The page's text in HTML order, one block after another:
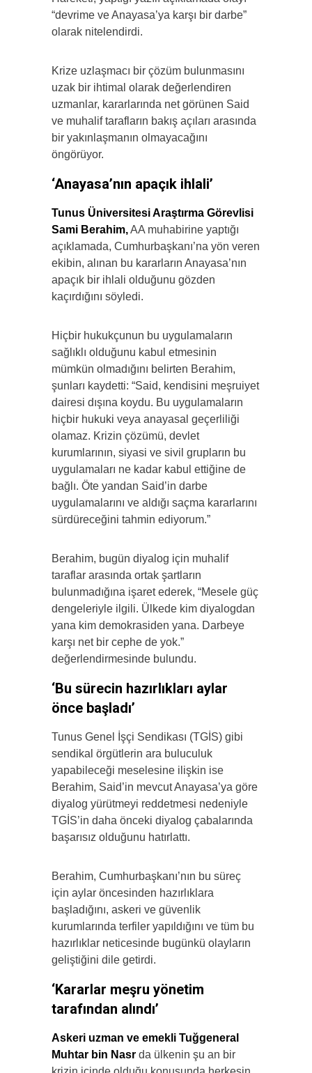
“devrime ve Anayasa’ya karşı bir darbe”
olarak nitelendirdi.
Krize uzlaşmacı bir çözüm bulunmasını
uzak bir ihtimal olarak değerlendiren
uzmanlar, kararlarında net görünen Said
ve muhalif tarafların bakış açıları arasında
bir yakınlaşmanın olmayacağını
öngörüyor.
‘Anayasa’nın apaçık ihlali’
Tunus Üniversitesi Araştırma Görevlisi
Sami Berahim,AA muhabirine yaptığı
açıklamada, Cumhurbaşkanı’na yön veren
ekibin, alınan bu kararların Anayasa’nın
apaçık bir ihlali olduğunu gözden
kaçırdığını söyledi.
Hiçbir hukukçunun bu uygulamaların
sağlıklı olduğunu kabul etmesinin
mümkün olmadığını belirten Berahim,
şunları kaydetti: “Said, kendisini meşruiyet
dairesi dışına koydu. Bu uygulamaların
hiçbir hukuki veya anayasal geçerliliği
olamaz. Krizin çözümü, devlet
kurumlarının, siyasi ve sivil grupların bu
uygulamaları ne kadar kabul ettiğine de
bağlı. Öte yandan Said’in darbe
uygulamalarını ve aldığı saçma kararlarını
sürdüreceğini tahmin ediyorum.”
Berahim, bugün diyalog için muhalif
taraflar arasında ortak şartların
bulunmadığına işaret ederek, “Mesele güç
dengeleriyle ilgili. Ülkede kim diyalogdan
yana kim demokrasiden yana. Darbeye
karşı net bir cephe de yok.”
değerlendirmesinde bulundu.
‘Bu sürecin hazırlıkları aylar
önce başladı’
Tunus Genel İşçi Sendikası (TGİS) gibi
sendikal örgütlerin ara buluculuk
yapabileceği meselesine ilişkin ise
Berahim, Said’in mevcut Anayasa’ya göre
diyalog yürütmeyi reddetmesi nedeniyle
TGİS’in daha önceki diyalog çabalarında
başarısız olduğunu hatırlattı.
Berahim, Cumhurbaşkanı’nın bu süreç
için aylar öncesinden hazırlıklara
başladığını, askeri ve güvenlik
kurumlarında terfiler yapıldığını ve tüm bu
hazırlıklar neticesinde bugünkü olayların
geliştiğini dile getirdi.
‘Kararlar meşru yönetim
tarafından alındı’
Askeri uzman ve emekli Tuğgeneral
Muhtar bin Nasr da ülkenin şu an bir